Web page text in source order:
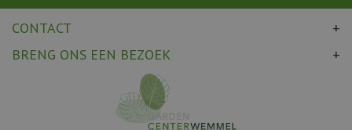
CONTACT
BRENG ONS EEN BEZOEK